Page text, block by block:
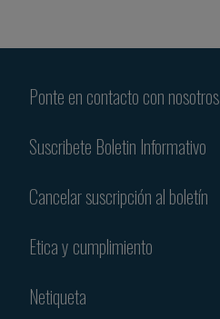
Ponte en contacto con nosotros
Suscribete Boletin Informativo
Cancelar suscripción al boletín
Etica y cumplimiento
Netiqueta